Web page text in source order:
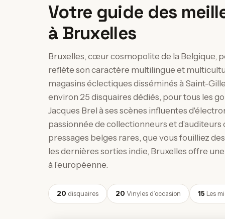
Votre guide des
à Bruxelles
Bruxelles, cœur cosmopolite de la Belgique,
reflète son caractère multilingue et
magasins éclectiques disséminés à Saint-
environ 25 disquaires dédiés, pour tous les
Jacques Brel à ses scènes influentes
passionnée de collectionneurs et
pressages belges rares, que vous fouilliez
les dernières sorties indie, Bruxelles offre
à l'européenne.
20 disquaires 20 Vinyles d’occasion 15 Les